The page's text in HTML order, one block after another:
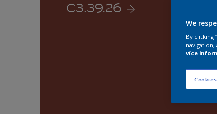
C3.39.26
We
By clicking
navigation,
více